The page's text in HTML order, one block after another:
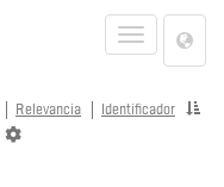
Toggle
Relevancia Identificador